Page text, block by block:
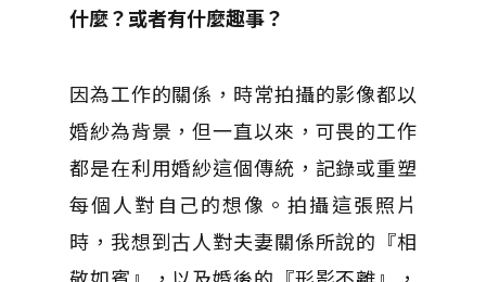
什麼？或者有什麼趣事？
因為工作的關係，時常拍攝的影像都以
婚紗為背景，但一直以來，可畏的工作
都是在利用婚紗這個傳統，記錄或重塑
每個人對自己的想像。拍攝這張照片
時，我想到古人對夫妻關係所說的『相